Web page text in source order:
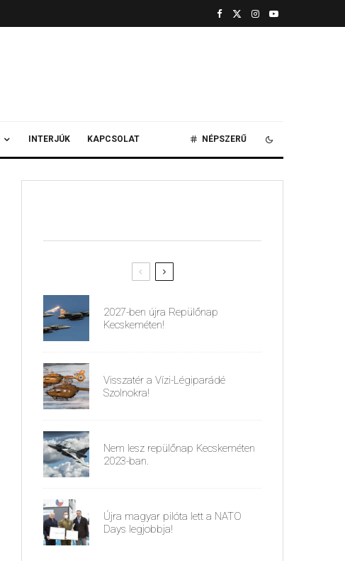
INTERJÚK KAPCSOLAT NÉPSZERŰ
2027-ben újra Repülőnap
Kecskeméten!
Visszatér a Vízi-Légiparádé
Szolnokra!
Nem lesz repülőnap Kecskeméten
2023-ban.
Újra magyar pilóta lett a NATO
Days legjobbja!